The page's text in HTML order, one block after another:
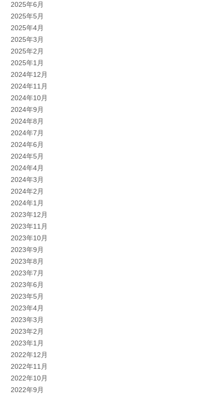
2025年6月
2025年5月
2025年4月
2025年3月
2025年2月
2025年1月
2024年12月
2024年11月
2024年10月
2024年9月
2024年8月
2024年7月
2024年6月
2024年5月
2024年4月
2024年3月
2024年2月
2024年1月
2023年12月
2023年11月
2023年10月
2023年9月
2023年8月
2023年7月
2023年6月
2023年5月
2023年4月
2023年3月
2023年2月
2023年1月
2022年12月
2022年11月
2022年10月
2022年9月